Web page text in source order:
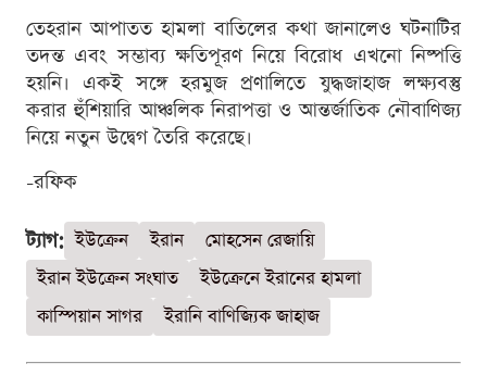
তেহরান আপাতত হামলা বাতিলের কথা জানালেও ঘটনাটির
তদন্ত এবং সম্ভাব্য ক্ষতিপূরণ নিয়ে বিরোধ এখনো নিষ্পত্তি
হয়নি। একই সঙ্গে হরমুজ প্রণালিতে যুদ্ধজাহাজ লক্ষ্যবস্তু
করার হুঁশিয়ারি আঞ্চলিক নিরাপত্তা ও আন্তর্জাতিক নৌবাণিজ্য
নিয়ে নতুন উদ্বেগ তৈরি করেছে।
-রফিক
ট্যাগ: ইউক্রেন ইরান
মোহসেন রেজায়ি
ইরান ইউক্রেন সংঘাত
ইউক্রেনে ইরানের হামলা
কাস্পিয়ান সাগর
ইরানি বাণিজ্যিক জাহাজ